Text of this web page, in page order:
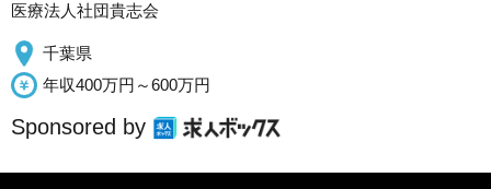
医療法人社団貴志会
千葉県
年収400万円～600万円
Sponsored by